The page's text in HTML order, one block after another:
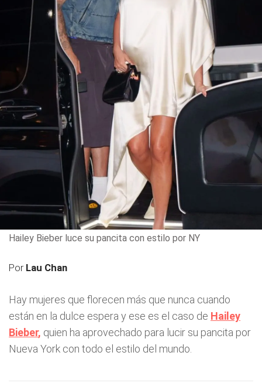
Hailey Bieber luce su pancita con estilo por NY
Por Lau Chan
Hay mujeres que florecen más que nunca cuando
están en la dulce espera y ese es el caso de Hailey
Bieber, quien ha aprovechado para lucir su pancita por
Nueva York con todo el estilo del mundo.